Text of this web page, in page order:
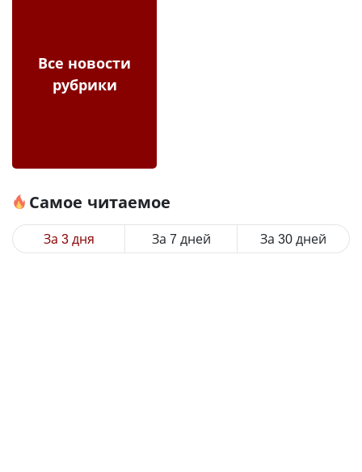
Все новости
рубрики
Самое читаемое
За 3 дня За 7 дней За 30 дней